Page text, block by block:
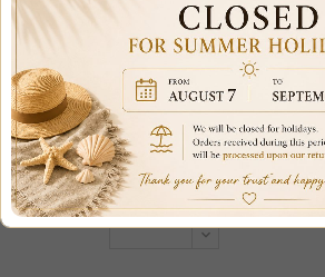
Click on the banner for payment methods:
QUANTITY